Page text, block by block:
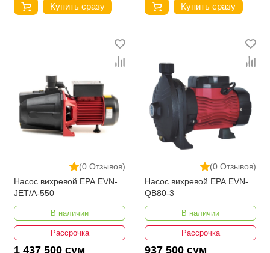
Купить сразу Купить сразу
(0 Отзывов)
Насос вихревой EPA EVN-
JET/A-550
В наличии
Рассрочка
1 437 500 сум
(0 Отзывов)
Насос вихревой EPA EVN-
QB80-3
В наличии
Рассрочка
937 500 сум